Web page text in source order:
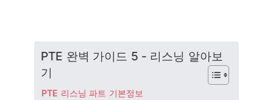
PTE 완벽 가이드 5 - 리스닝 알아보
기
PTE 리스닝 파트 기본정보